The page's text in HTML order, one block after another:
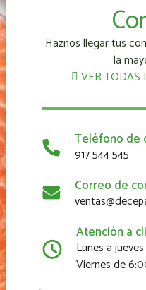
Haznos llegar tus
la
VER TODAS
Teléfono de
917 544 545
Correo de
Atención a
Lunes a
Viernes de